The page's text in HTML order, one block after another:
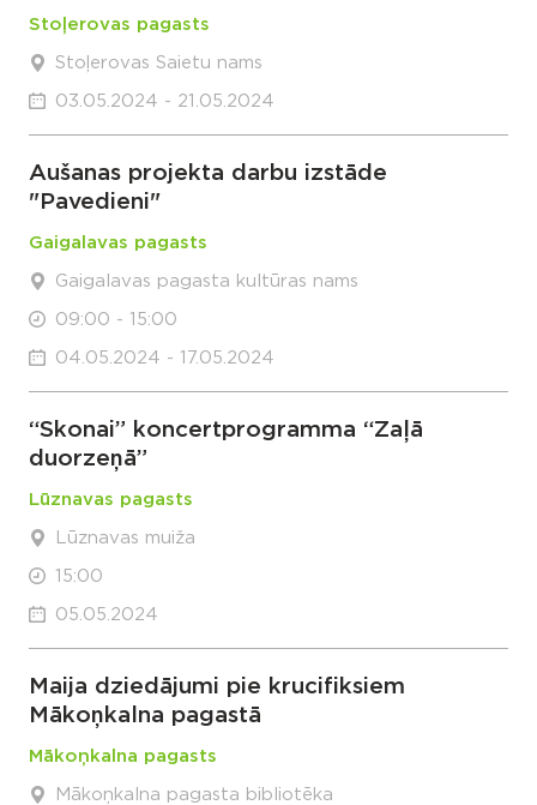
Stoļerovas pagasts
Stoļerovas Saietu nams
03.05.2024 - 21.05.2024
Aušanas projekta darbu izstāde
"Pavedieni"
Gaigalavas pagasts
Gaigalavas pagasta kultūras nams
09:00 - 15:00
04.05.2024 - 17.05.2024
“Skonai” koncertprogramma “Zaļā
duorzeņā”
Lūznavas pagasts
Lūznavas muiža
15:00
05.05.2024
Maija dziedājumi pie krucifiksiem
Mākoņkalna pagastā
Mākoņkalna pagasts
Mākoņkalna pagasta bibliotēka